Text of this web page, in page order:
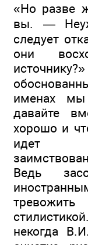
«Но разве
вы. —
следует
они
именах
давайте
хорошо и
идет
Ведь
некогда